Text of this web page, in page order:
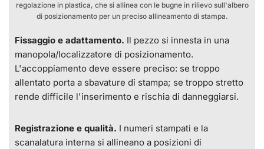
regolazione in plastica, che si allinea con le bugne in rilievo sull'albero
di posizionamento per un preciso allineamento di stampa.
Fissaggio e adattamento. Il pezzo si innesta in una
manopola/localizzatore di posizionamento.
L'accoppiamento deve essere preciso: se troppo
allentato porta a sbavature di stampa; se troppo stretto
rende difficile l'inserimento e rischia di danneggiarsi.
Registrazione e qualità. I numeri stampati e la
scanalatura interna si allineano a posizioni di